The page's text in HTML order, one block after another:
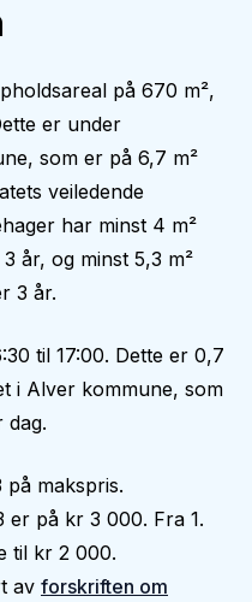
på 670 m²,
er under
som er på 6,7 m²
veiledende
har minst 4 m²
år, og minst 5,3 m²
3 år.
til 17:00. Dette er 0,7
i Alver kommune, som
dag.
på makspris.
er på kr 3 000. Fra 1.
til kr 2 000.
av forskriften om